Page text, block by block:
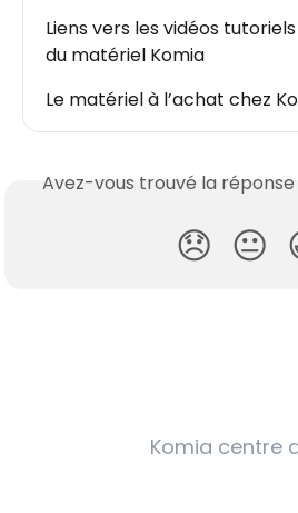
Liens vers les vidéos
du matériel Komia
Le matériel à l’achat chez
Avez-vous trouvé la
😞 😐
Komia centre